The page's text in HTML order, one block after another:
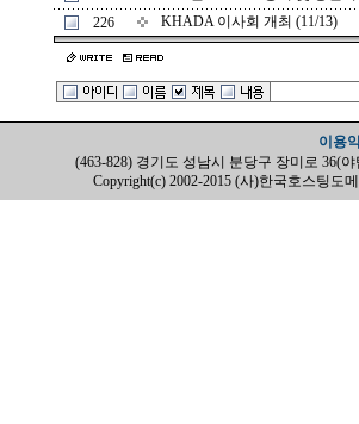
226
KHADA 이사회 개최 (11/13)
이용
(463-828) 경기도 성남시 분당구 장미로 36(
Copyright(c) 2002-2015 (사)한국호스팅도